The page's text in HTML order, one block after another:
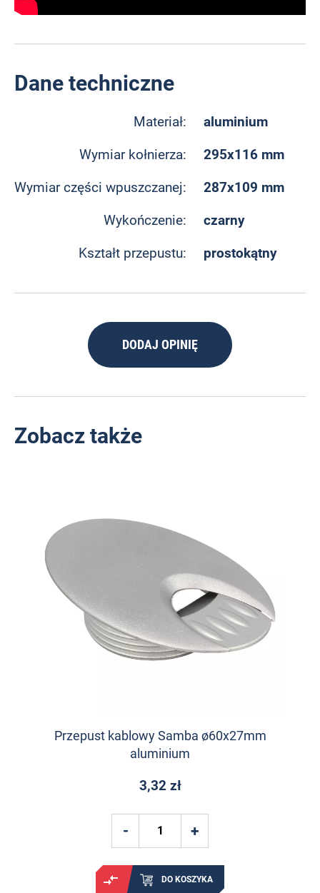
Dane techniczne
Materiał: aluminium
Wymiar kołnierza: 295x116 mm
Wymiar części wpuszczanej: 287x109 mm
Wykończenie: czarny
Kształt przepustu: prostokątny
DODAJ OPINIĘ
Zobacz także
Przepust kablowy Samba ø60x27mm
aluminium
3,32 zł
DO KOSZYKA